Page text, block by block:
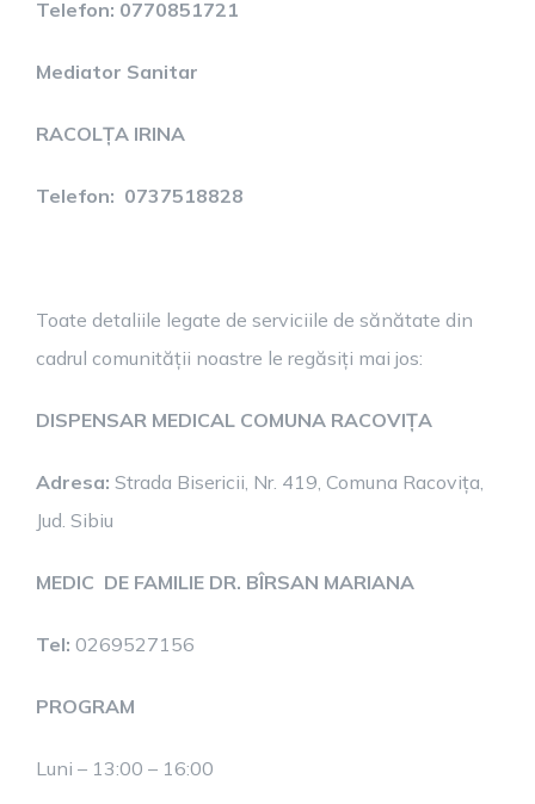
Telefon: 0770851721
Mediator Sanitar
RACOLȚA IRINA
Telefon: 0737518828
Toate detaliile legate de serviciile de sănătate din
cadrul comunității noastre le regăsiți mai jos:
DISPENSAR MEDICAL COMUNA RACOVIȚA
Adresa: Strada Bisericii, Nr. 419, Comuna Racovița,
Jud. Sibiu
MEDIC DE FAMILIE DR. BÎRSAN MARIANA
Tel: 0269527156
PROGRAM
Luni – 13:00 – 16:00